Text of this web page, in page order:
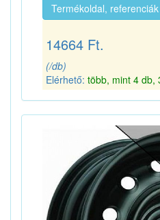
Termékoldal, referenciák
14664 Ft.
(/db)
Elérhető: több, mint 4 db,